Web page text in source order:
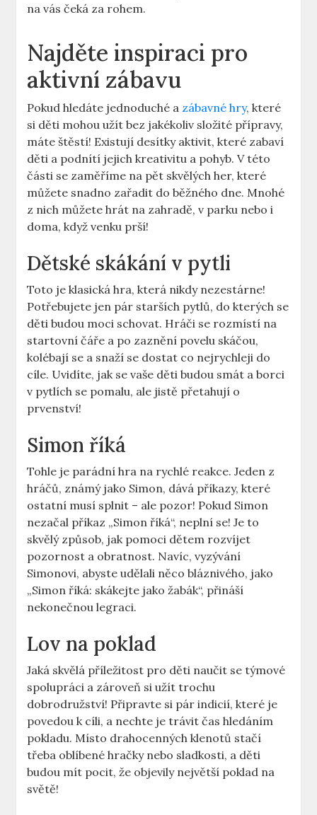
na vás čeká za rohem.
Najděte inspiraci pro
aktivní zábavu
Pokud hledáte jednoduché a zábavné hry, které
si děti mohou užít bez jakékoliv složité přípravy,
máte štěstí! Existují desítky aktivit, které zabaví
děti a podnítí jejich kreativitu a pohyb. V této
části se zaměříme na pět skvělých her, které
můžete snadno zařadit do běžného dne. Mnohé
z nich můžete hrát na zahradě, v parku nebo i
doma, když venku prší!
Dětské skákání v pytli
Toto je klasická hra, která nikdy nezestárne!
Potřebujete jen pár starších pytlů, do kterých se
děti budou moci schovat. Hráči se rozmístí na
startovní čáře a po zaznění povelu skáčou,
kolébají se a snaží se dostat co nejrychleji do
cíle. Uvidíte, jak se vaše děti budou smát a borci
v pytlích se pomalu, ale jistě přetahují o
prvenství!
Simon říká
Tohle je parádní hra na rychlé reakce. Jeden z
hráčů, známý jako Simon, dává příkazy, které
ostatní musí splnit – ale pozor! Pokud Simon
nezačal příkaz „Simon říká“, neplní se! Je to
skvělý způsob, jak pomoci dětem rozvíjet
pozornost a obratnost. Navíc, vyzývání
Simonovi, abyste udělali něco bláznivého, jako
„Simon říká: skákejte jako žabák“, přináší
nekonečnou legraci.
Lov na poklad
Jaká skvělá příležitost pro děti naučit se týmové
spolupráci a zároveň si užít trochu
dobrodružství! Připravte si pár indicií, které je
povedou k cíli, a nechte je trávit čas hledáním
pokladu. Místo drahocenných klenotů stačí
třeba oblíbené hračky nebo sladkosti, a děti
budou mít pocit, že objevily největší poklad na
světě!